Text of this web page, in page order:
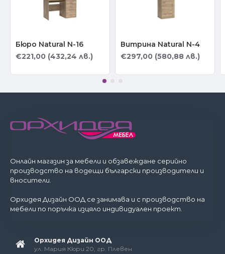
Бюро Natural N-16
€221,00 (432,24 лв.)
Витрина Natural N-4
€297,00 (580,88 лв.)
Онлайн магазин за мебели и обзавеждане серийно
производство на водещи български производители и
вносители.
Орхидея Дизайн ООД се занимава и с производство на
мебели по поръчка изцяло индивидуален проект.
Орхидея Дизайн ООД
ул. Мария Кюри 20, гр. Плевен